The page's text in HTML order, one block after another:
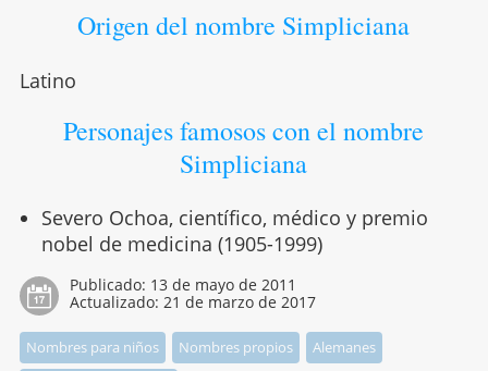
Origen del nombre Simpliciana
Latino
Personajes famosos con el nombre
Simpliciana
Severo Ochoa, científico, médico y premio
nobel de medicina (1905-1999)
Publicado: 13 de mayo de 2011
Actualizado: 21 de marzo de 2017
Nombres para niños Nombres propios
Alemanes